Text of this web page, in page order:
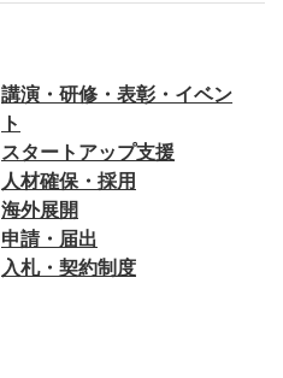
講演・研修・表彰・イベン
ト
スタートアップ支援
人材確保・採用
海外展開
申請・届出
入札・契約制度